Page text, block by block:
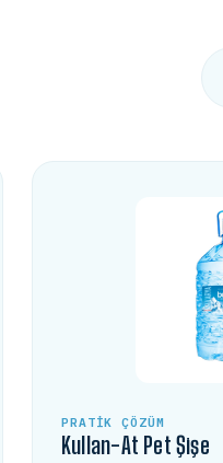
PRATIK ÇÖZÜM
Kullan-At Pet Şişe